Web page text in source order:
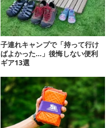
子連れキャンプで「持って行け
ばよかった…」後悔しない便利
ギア13選